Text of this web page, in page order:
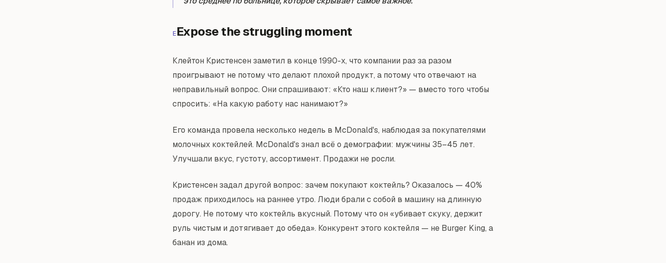
E Expose the struggling moment
Клейтон Кристенсен заметил в конце 1990-х, что компании раз за разом
проигрывают не потому что делают плохой продукт, а потому что отвечают на
неправильный вопрос. Они спрашивают: «Кто наш клиент?» — вместо того чтобы
спросить: «На какую работу нас нанимают?»
Его команда провела несколько недель в McDonald's, наблюдая за покупателями
молочных коктейлей. McDonald's знал всё о демографии: мужчины 35–45 лет.
Улучшали вкус, густоту, ассортимент. Продажи не росли.
Кристенсен задал другой вопрос: зачем покупают коктейль? Оказалось — 40%
продаж приходилось на раннее утро. Люди брали с собой в машину на длинную
дорогу. Не потому что коктейль вкусный. Потому что он «убивает скуку, держит
руль чистым и дотягивает до обеда». Конкурент этого коктейля — не Burger King, а
банан из дома.